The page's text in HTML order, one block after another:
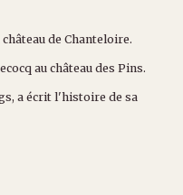
de Chanteloire.
au château des Pins.
écrit l'histoire de sa